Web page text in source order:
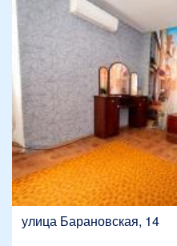
улица Барановская, 14